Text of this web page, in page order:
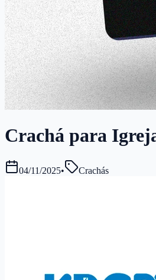
Crachá para
04/11/2025• Crachás